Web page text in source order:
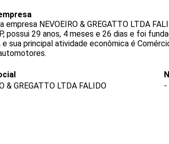
empresa NEVOEIRO & GREGATTO LTDA
possui 29 anos, 4 meses e 26 dias e foi
e sua principal atividade econômica é
& GREGATTO LTDA FALIDO
-